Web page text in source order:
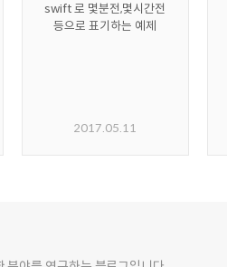
swift 로 몇분전,몇시간전
등으로 표기하는 예제
2017.05.11